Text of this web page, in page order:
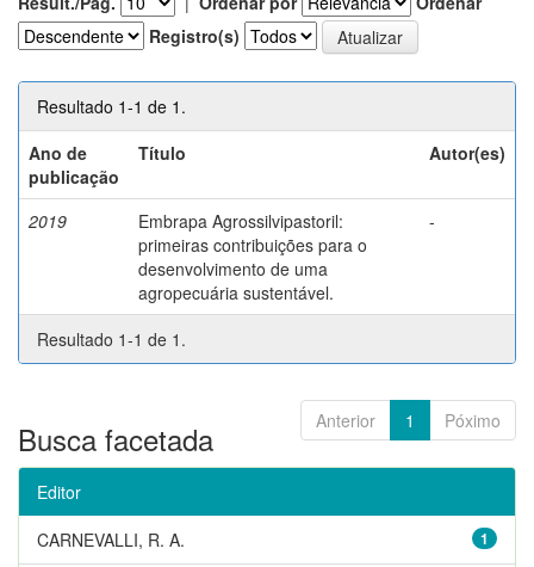
Registro(s)
Resultado 1-1 de 1.
Ano de
publicação
Título Autor(es)
2019
Embrapa Agrossilvipastoril:
primeiras contribuições para o
desenvolvimento de uma
agropecuária sustentável.
-
Resultado 1-1 de 1.
Anterior 1 Póximo
Busca facetada
Editor
1
CARNEVALLI, R. A.